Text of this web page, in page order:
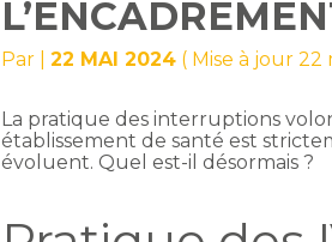
Par |22 MAI 2024 ( Mise à jour 22
La pratique des interruptions
établissement de santé est
évoluent. Quel est-il désormais ?